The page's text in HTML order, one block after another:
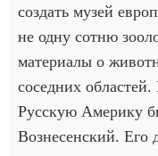
создать музей
не одну сотню
материалы о
соседних
Русскую Америку
Вознесенский. Его